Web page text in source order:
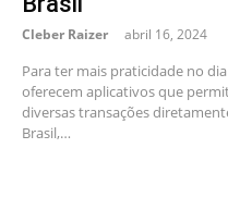
Cleber Raizer abril 16, 2024
Para ter mais praticidade no
oferecem aplicativos que
diversas transações
Brasil,…